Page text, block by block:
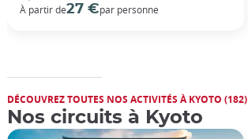
À partir de27 €par personne
DÉCOUVREZ TOUTES NOS ACTIVITÉS À KYOTO (182)
Nos circuits à Kyoto